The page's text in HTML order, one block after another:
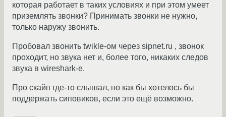
которая работает в таких условиях и при этом умеет
приземлять звонки? Принимать звонки не нужно,
только наружу звонить.
Пробовал звонить twikle-ом через sipnet.ru , звонок
проходит, но звука нет и, более того, никаких следов
звука в wireshark-е.
Про скайп где-то слышал, но как бы хотелось бы
поддержать сиповиков, если это ещё возможно.